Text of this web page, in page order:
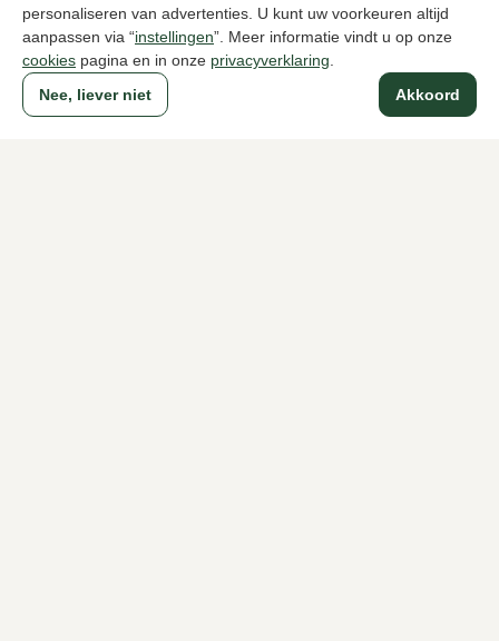
personaliseren van advertenties. U kunt uw voorkeuren altijd
aanpassen via “instellingen”. Meer informatie vindt u op onze
cookies pagina en in onze privacyverklaring
Akkoord
Nee, liever niet
Naar alle producten